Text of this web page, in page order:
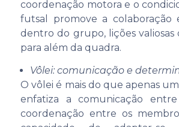
coordenação motora e o
futsal promove a colaboração
dentro do grupo, lições valiosas
para além da quadra.
Vôlei: comunicação e
O vôlei é mais do que apenas
enfatiza a comunicação
coordenação entre os